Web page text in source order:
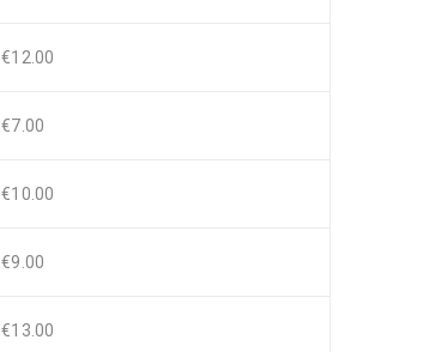
€12.00
€7.00
€10.00
€9.00
€13.00